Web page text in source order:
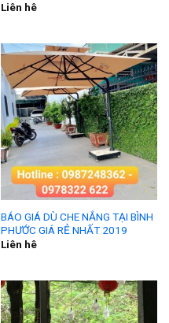
Liên hê
BÁO GIÁ DÙ CHE NẮNG TẠI BÌNH
PHƯỚC GIÁ RẺ NHẤT 2019
Liên hê